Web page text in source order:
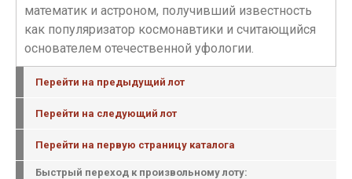
математик и астроном, получивший известность
как популяризатор космонавтики и считающийся
основателем отечественной уфологии.
Перейти на предыдущий лот
Перейти на следующий лот
Перейти на первую страницу каталога
Быстрый переход к произвольному лоту: